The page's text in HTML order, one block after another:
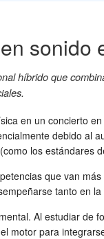
sonido
híbrido que
en un concierto
debido al
los estándares
que van
tanto en
Al estudiar de
motor para